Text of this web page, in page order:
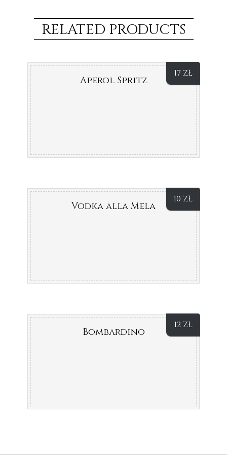
RELATED PRODUCTS
17 ZŁ
Aperol Spritz
10 ZŁ
Vodka alla Mela
12 ZŁ
Bombardino